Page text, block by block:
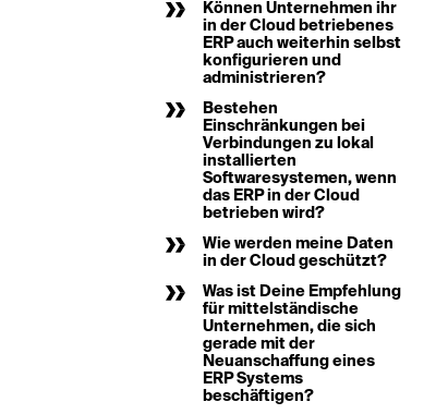
Können Unternehmen ihr
in der Cloud betriebenes
ERP auch weiterhin selbst
konfigurieren und
administrieren?
Bestehen
Einschränkungen bei
Verbindungen zu lokal
installierten
Softwaresystemen, wenn
das ERP in der Cloud
betrieben wird?
Wie werden meine Daten
in der Cloud geschützt?
Was ist Deine Empfehlung
für mittelständische
Unternehmen, die sich
gerade mit der
Neuanschaffung eines
ERP Systems
beschäftigen?